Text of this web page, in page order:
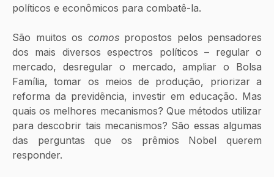
políticos e econômicos para combatê-la.
São muitos os comos propostos pelos pensadores
dos mais diversos espectros políticos – regular o
mercado, desregular o mercado, ampliar o Bolsa
Família, tomar os meios de produção, priorizar a
reforma da previdência, investir em educação. Mas
quais os melhores mecanismos? Que métodos utilizar
para descobrir tais mecanismos? São essas algumas
das perguntas que os prêmios Nobel querem
responder.